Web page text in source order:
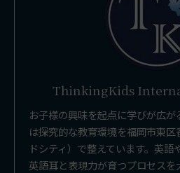
ThinkingKids
お子様の興味を起点に学びが広
は探究的な教育環境を福岡市東
ドシティ）で整えています。英語
英語耳と表現力が育つプロセス